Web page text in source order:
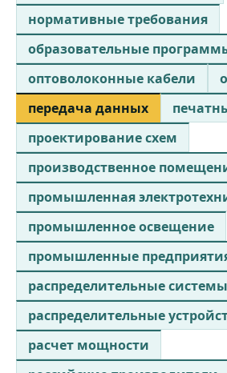
нормативные требования
образовательные
оптоволоконные кабели
передача данных
проектирование схем
производственное
промышленная
промышленное освещение
промышленные
распределительные системы
распределительные
расчет мощности